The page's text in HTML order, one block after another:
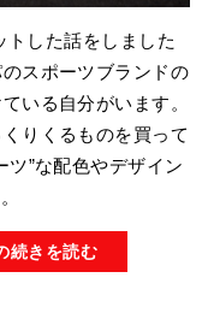
トした話をしました
スポーツブランドの
いる自分がいます。
りくるものを買って
ツ”な配色やデザイン
続きを読む